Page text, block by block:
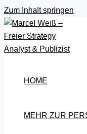
Zum Inhalt springen
HOME
MEHR ZUR